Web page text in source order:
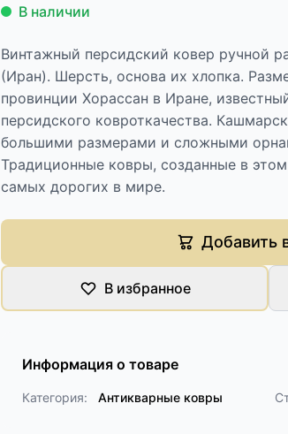
В наличии
Винтажный персидский ковер ручной
(Иран). Шерсть, основа их хлопка.
провинции Хорассан в Иране,
персидского ковроткачества.
большими размерами и сложными
Традиционные ковры, созданные в
самых дорогих в мире.
Добавить
В избранное
Информация о товаре
Категория: Антикварные ковры